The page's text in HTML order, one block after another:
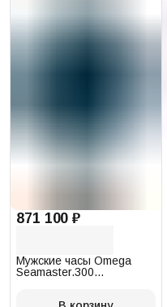
871 100 ₽
Мужские часы Omega
Seamaster.300